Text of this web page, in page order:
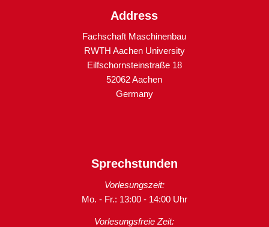
Address
Fachschaft Maschinenbau
RWTH Aachen University
Eilfschornsteinstraße 18
52062 Aachen
Germany
Sprechstunden
Vorlesungszeit:
Mo. - Fr.: 13:00 - 14:00 Uhr
Vorlesungsfreie Zeit: